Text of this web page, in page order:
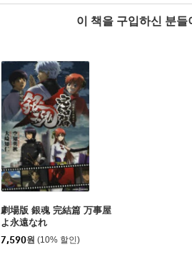
이 책을 구입하신 분
劇場版 銀魂 完結篇 万事屋
よ永遠なれ
7,590원 (10% 할인)